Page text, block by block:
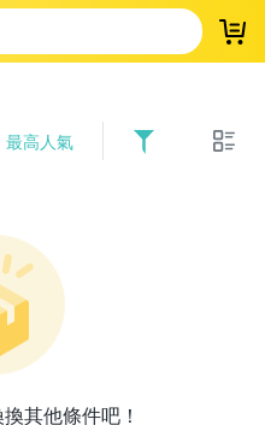
登
最高人氣
其他條件吧！